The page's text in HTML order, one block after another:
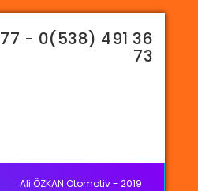
- 0(538) 491 36
73
Ali ÖZKAN Otomotiv - 2019